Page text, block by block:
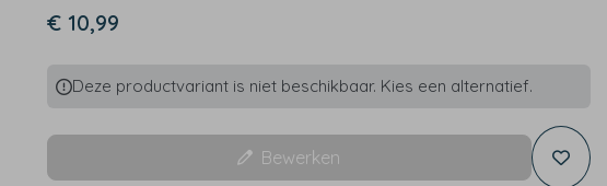
€ 10,99
Deze productvariant is niet beschikbaar. Kies een alternatief.
Bewerken